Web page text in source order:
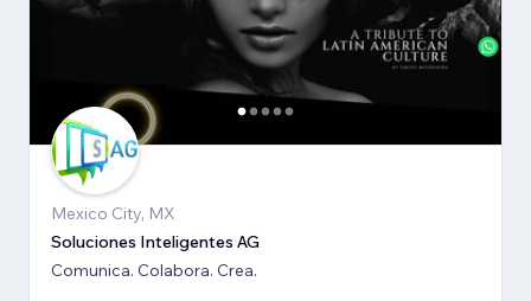
Mexico City, MX
Soluciones Inteligentes AG
Comunica. Colabora. Crea.